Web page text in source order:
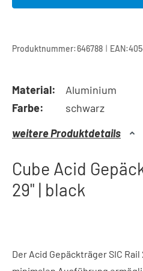
Produktnummer:646788 | EAN:
Material:
Aluminium
Farbe:
schwarz
weitere Produktdetails
Cube Acid
29" | black
Der Acid Gepäckträger SIC